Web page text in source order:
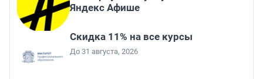
Яндекс Афише
Скидка 11% на все курсы
До 31 августа, 2026